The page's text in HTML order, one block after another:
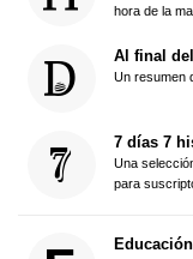
hora de la
Al final
Un resumen
7 días 7
Una
para
Educación